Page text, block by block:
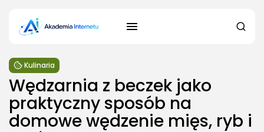
Kulinaria
Wędzarnia z beczek jako
praktyczny sposób na
domowe wędzenie mięs, ryb i